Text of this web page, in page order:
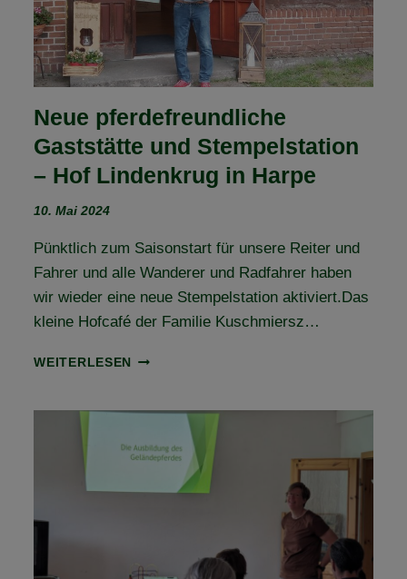
Neue pferdefreundliche
Gaststätte und Stempelstation
– Hof Lindenkrug in Harpe
10. Mai 2024
Pünktlich zum Saisonstart für unsere Reiter und
Fahrer und alle Wanderer und Radfahrer haben
wir wieder eine neue Stempelstation aktiviert.Das
kleine Hofcafé der Familie Kuschmiersz…
WEITERLESEN
NEUE
UND
STEMPELSTATION
–
LINDENKRUG